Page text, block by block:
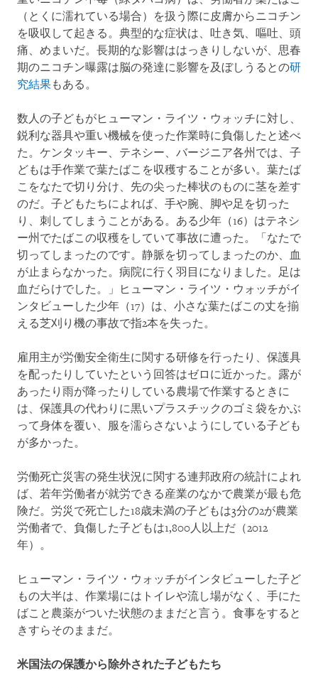
（とくに濡れている場合）を扱う際に皮膚からニコチン
を吸収して起きる。典型的な症状は、吐き気、嘔吐、頭
痛、めまいだ。長期的な影響ははっきりしないが、思春
期のニコチン曝露は脳の発達に影響を及ぼしうるとの研
究結果もある。
数人の子どもがヒューマン・ライツ・ウォッチに対し、
鋭利な器具や重い機械を使った作業時に負傷したと述べ
た。ケンタッキー、テネシー、バージニア各州では、子
どもは手作業で葉たばこを収穫することが多い。葉たば
こをなたで切り分け、先の尖った棒状のものに茎を差す
のだ。子どもたちによれば、手や腕、脚や足を切った
り、刺してしまうことがある。ある少年（16）はテネシ
ー州でたばこの収穫をしていて事故に遭った。「なたで
切ってしまったのです。静脈を切ってしまったのか、血
が止まらなかった。病院に行く羽目になりました。足は
血だらけでした。」ヒューマン・ライツ・ウォッチがイ
ンタビューした少年（17）は、小さな葉たばこの丈を揃
える芝刈り機の事故で指2本を失った。
雇用主が労働安全衛生に関する研修を行ったり、保護具
を配ったりしていたという回答はゼロに近かった。露が
あったり雨が降ったりしている農場で作業するときに
は、保護具の代わりに黒いプラスチックのゴミ袋をかぶ
って身体を覆い、服を濡らさないようにしている子ども
が多かった。
労働死亡災害の発生状況に関する連邦政府の統計によれ
ば、若年労働者が就労できる産業のなかで農業が最も危
険だ。労災で死亡した18歳未満の子どもは3分の2が農業
労働者で、負傷した子どもは1,800人以上だ（2012
年）。
ヒューマン・ライツ・ウォッチがインタビューした子ど
もの大半は、作業場にはトイレや流し場がなく、手にた
ばこと農薬がついた状態のままだと言う。食事をすると
きすらそのままだ。
米国法の保護から除外された子どもたち